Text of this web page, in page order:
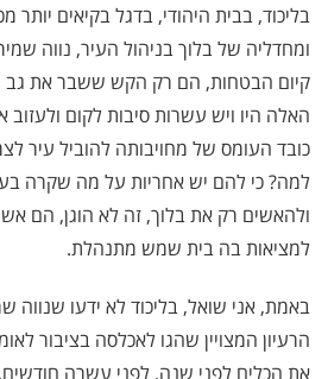
בליכוד, בבית היהודי, בדגל בקיאים
ומחדליה של בלוך בניהול העיר, נווה
קיום הבטחות, הם רק הקש ששבר את גב
האלה היו ויש עשרות סיבות לקום ולעזוב
כובד העומס של מחויבותה להוביל עיר
למה? כי להם יש אחריות על מה שקרה
ולהאשים רק את בלוך, זה לא הוגן, הם
למציאות בה בית שמש מתנהלת.
באמת, אני שואל, בליכוד לא ידעו שנווה
הרעיון המצויין שהגו לאכלסה בציבור
את הכלים לפני שנה, לפני עשרה חודשים.